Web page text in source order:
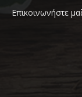
Επικοινωνήστε